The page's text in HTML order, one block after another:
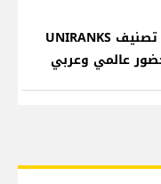
الجامعات اللبنانية في تصنيف UNIRANKS